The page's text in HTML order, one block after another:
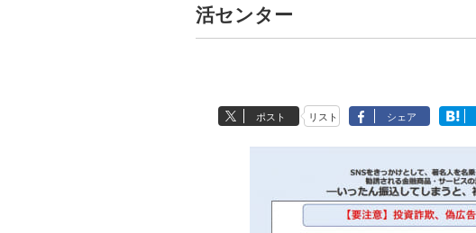
活センター
ポスト リスト シェア